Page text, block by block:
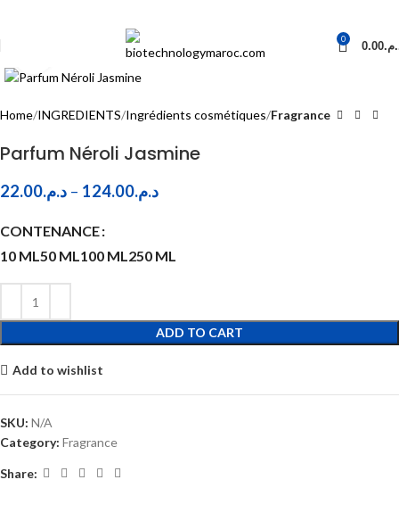
0 0.00
Click to enlarge
Home INGREDIENTS Ingrédients cosmétiques Fragrance
Parfum Néroli Jasmine
د.م.22.00 – د.م.124.00
CONTENANCE
10 ML50 ML100 ML250 ML
ADD TO CART
Add to wishlist
SKU: N/A
Category: Fragrance
Share: